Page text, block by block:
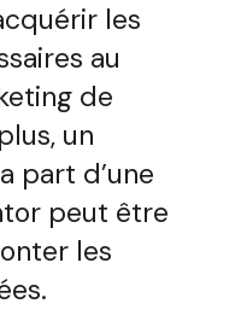
les
au
de
un
part d’une
peut être
les